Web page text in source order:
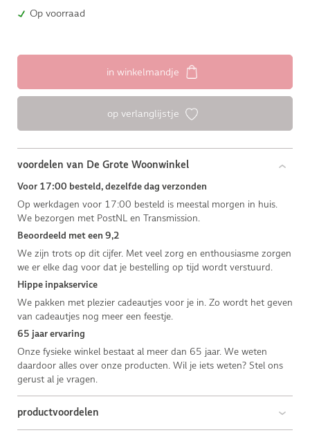
Op voorraad
in winkelmandje
op verlanglijstje
voordelen van De Grote Woonwinkel
Voor 17:00 besteld, dezelfde dag verzonden
Op werkdagen voor 17:00 besteld is meestal morgen in huis.
We bezorgen met PostNL en Transmission.
Beoordeeld met een 9,2
We zijn trots op dit cijfer. Met veel zorg en enthousiasme zorgen
we er elke dag voor dat je bestelling op tijd wordt verstuurd.
Hippe inpakservice
We pakken met plezier cadeautjes voor je in. Zo wordt het geven
van cadeautjes nog meer een feestje.
65 jaar ervaring
Onze fysieke winkel bestaat al meer dan 65 jaar. We weten
daardoor alles over onze producten. Wil je iets weten? Stel ons
gerust al je vragen.
productvoordelen